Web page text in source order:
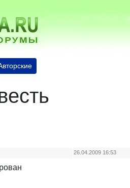
26.04.2009 16:53